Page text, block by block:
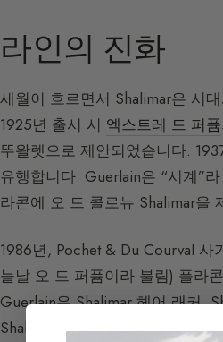
라인의 진화
세월이 흐르면서 Shalimar은 시
1925년 출시 시 엑스트레 드 퍼퓸
뚜왈렛으로 제안되었습니다.
유행합니다. Guerlain은 “시계”
라콘에 오 드 콜로뉴 Shalimar을
1986년, Pochet & Du Courval 사
늘날 오 드 퍼퓸이라 불림) 플라
Guerlain은 Shalimar 헤어 래커,
Shalimar 스틸보이드 등 보완 제